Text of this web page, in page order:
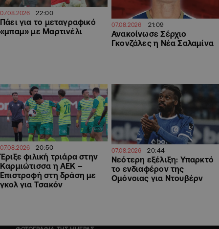
07.08.2026 22:00
Πάει για το μεταγραφικό
«μπαμ» με Μαρτινέλι
07.08.2026 21:09
Ανακοίνωσε Σέρχιο
Γκονζάλες η Νέα Σαλαμίνα
07.08.2026 20:50
Έριξε φιλική τριάρα στην
Καρμιώτισσα η ΑΕΚ –
Επιστροφή στη δράση με
γκολ για Τσακόν
07.08.2026 20:44
Νεότερη εξέλιξη: Υπαρκτό
το ενδιαφέρον της
Ομόνοιας για Ντουβέρν